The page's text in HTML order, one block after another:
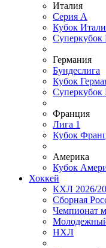
Италия
Серия А
Кубок
Суперкубок
Германия
Бундеслига
Кубок
Суперкубок
Франция
Лига 1
Кубок
Америка
Кубок
Хоккей
КХЛ 2026/
Сборная
Чемпионат
НХЛ